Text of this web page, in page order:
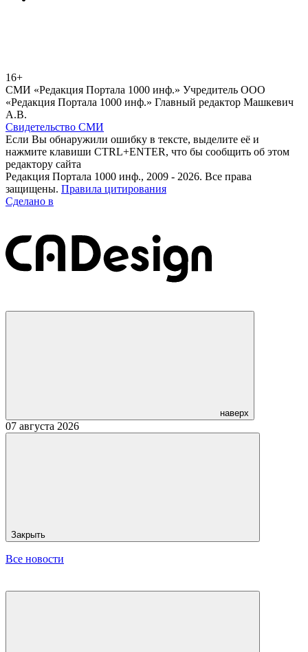
16+
СМИ «Редакция Портала 1000 инф.» Учредитель ООО
«Редакция Портала 1000 инф.» Главный редактор Машкевич
А.В.
Свидетельство СМИ
Если Вы обнаружили ошибку в тексте, выделите её и
нажмите клавиши CTRL+ENTER, что бы сообщить об этом
редактору сайта
Редакция Портала 1000 инф., 2009 - 2026. Все права
защищены. Правила цитирования
Сделано в
наверх
07 августа 2026
Закрыть
Все новости